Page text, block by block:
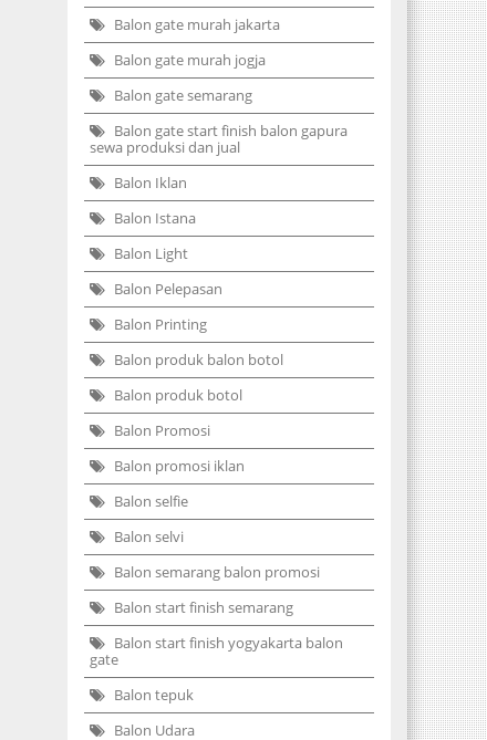
Balon gate murah jakarta
Balon gate murah jogja
Balon gate semarang
Balon gate start finish balon gapura
sewa produksi dan jual
Balon Iklan
Balon Istana
Balon Light
Balon Pelepasan
Balon Printing
Balon produk balon botol
Balon produk botol
Balon Promosi
Balon promosi iklan
Balon selfie
Balon selvi
Balon semarang balon promosi
Balon start finish semarang
Balon start finish yogyakarta balon
gate
Balon tepuk
Balon Udara